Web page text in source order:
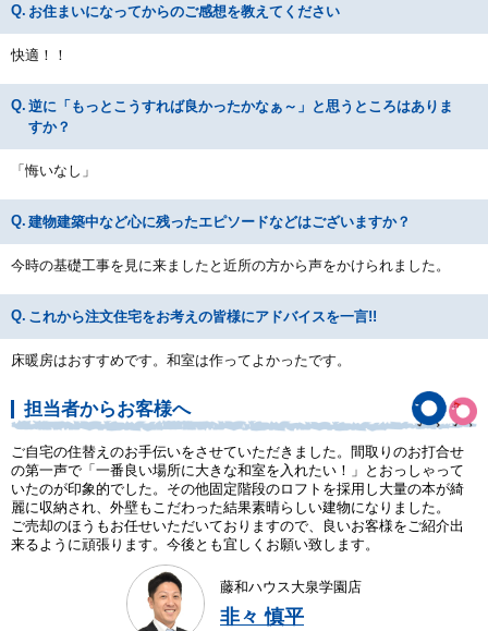
お住まいになってからのご感想を教えてください
快適！！
逆に「もっとこうすれば良かったかなぁ～」と思うところはありま
すか？
「悔いなし」
建物建築中など心に残ったエピソードなどはございますか？
今時の基礎工事を見に来ましたと近所の方から声をかけられました。
これから注文住宅をお考えの皆様にアドバイスを一言!!
床暖房はおすすめです。和室は作ってよかったです。
担当者からお客様へ
ご自宅の住替えのお手伝いをさせていただきました。間取りのお打合せ
の第一声で「一番良い場所に大きな和室を入れたい！」とおっしゃって
いたのが印象的でした。その他固定階段のロフトを採用し大量の本が綺
麗に収納され、外壁もこだわった結果素晴らしい建物になりました。
ご売却のほうもお任せいただいておりますので、良いお客様をご紹介出
来るように頑張ります。今後とも宜しくお願い致します。
藤和ハウス大泉学園店
非々 慎平